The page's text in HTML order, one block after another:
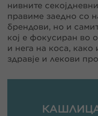
нивните
правиме заедно со
брендови, но и
кој е фокусиран во
и нега на коса, како
здравје и лекови